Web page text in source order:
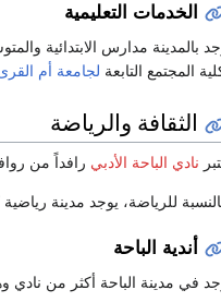
الخدمات التعليمية
بالمدينة مدارس الابتدائية
المجتمع التابعة لجامعة أم
الثقافة والرياضة
نادي الباحة الأدبي رافداً من
للرياضة، يوجد مدينة
أندية الباحة
في مدينة الباحة أكثر من نادي